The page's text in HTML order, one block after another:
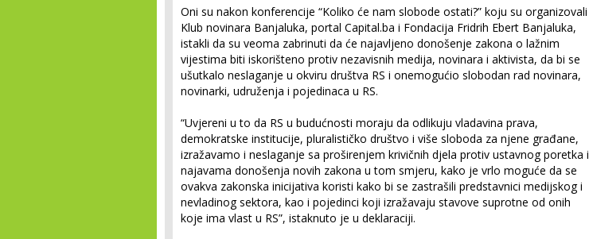
Oni su nakon konferencije “Koliko će nam slobode ostati?” koju su organizovali
Klub novinara Banjaluka, portal Capital.ba i Fondacija Fridrih Ebert Banjaluka,
istakli da su veoma zabrinuti da će najavljeno donošenje zakona o lažnim
vijestima biti iskorišteno protiv nezavisnih medija, novinara i aktivista, da bi se
ušutkalo neslaganje u okviru društva RS i onemogućio slobodan rad novinara,
novinarki, udruženja i pojedinaca u RS.
“Uvjereni u to da RS u budućnosti moraju da odlikuju vladavina prava,
demokratske institucije, pluralističko društvo i više sloboda za njene građane,
izražavamo i neslaganje sa proširenjem krivičnih djela protiv ustavnog poretka i
najavama donošenja novih zakona u tom smjeru, kako je vrlo moguće da se
ovakva zakonska inicijativa koristi kako bi se zastrašili predstavnici medijskog i
nevladinog sektora, kao i pojedinci koji izražavaju stavove suprotne od onih
koje ima vlast u RS”, istaknuto je u deklaraciji.